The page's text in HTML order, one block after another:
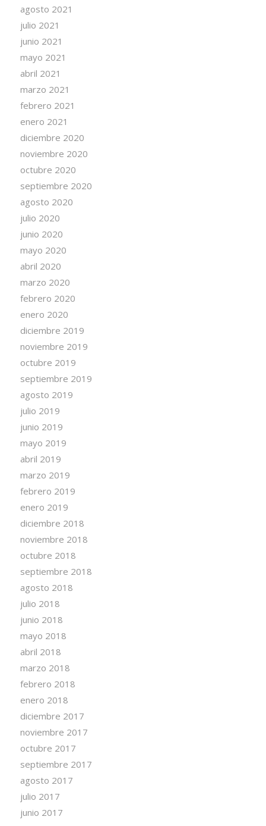
agosto 2021
julio 2021
junio 2021
mayo 2021
abril 2021
marzo 2021
febrero 2021
enero 2021
diciembre 2020
noviembre 2020
octubre 2020
septiembre 2020
agosto 2020
julio 2020
junio 2020
mayo 2020
abril 2020
marzo 2020
febrero 2020
enero 2020
diciembre 2019
noviembre 2019
octubre 2019
septiembre 2019
agosto 2019
julio 2019
junio 2019
mayo 2019
abril 2019
marzo 2019
febrero 2019
enero 2019
diciembre 2018
noviembre 2018
octubre 2018
septiembre 2018
agosto 2018
julio 2018
junio 2018
mayo 2018
abril 2018
marzo 2018
febrero 2018
enero 2018
diciembre 2017
noviembre 2017
octubre 2017
septiembre 2017
agosto 2017
julio 2017
junio 2017